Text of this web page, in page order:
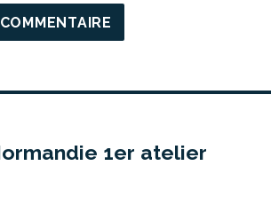
1er atelier